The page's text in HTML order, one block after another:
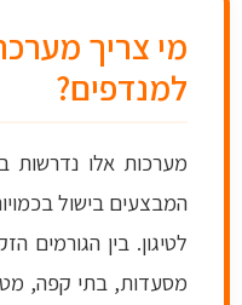
מי צריך
למנדפים?
מערכות אלו נדרשות
המבצעים בישול
לטיגון. בין הגורמים
מסעדות, בתי קפה,